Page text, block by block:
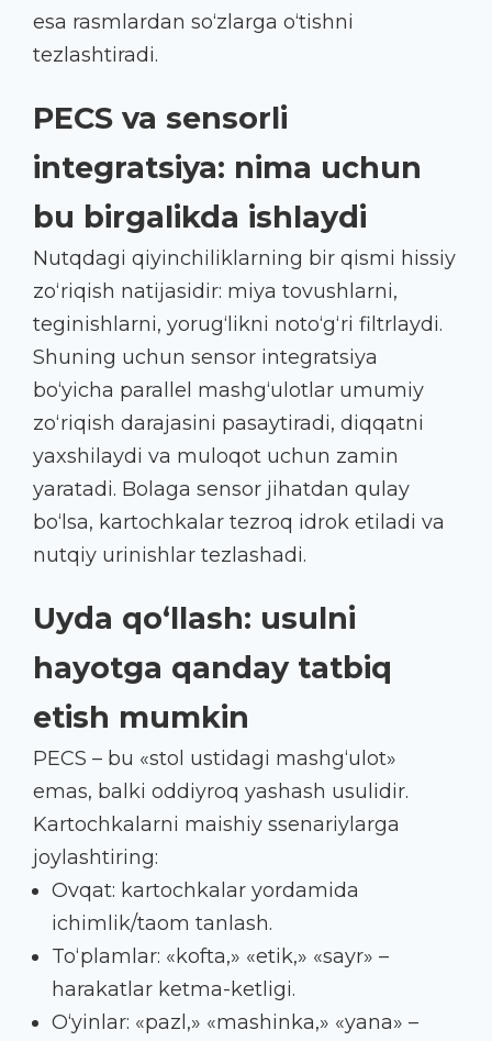
esa rasmlardan so‘zlarga o‘tishni
tezlashtiradi.
PECS va sensorli
integratsiya: nima uchun
bu birgalikda ishlaydi
Nutqdagi qiyinchiliklarning bir qismi hissiy
zo‘riqish natijasidir: miya tovushlarni,
teginishlarni, yorug‘likni noto‘g‘ri filtrlaydi.
Shuning uchun sensor integratsiya
bo‘yicha parallel mashg‘ulotlar umumiy
zo‘riqish darajasini pasaytiradi, diqqatni
yaxshilaydi va muloqot uchun zamin
yaratadi. Bolaga sensor jihatdan qulay
bo‘lsa, kartochkalar tezroq idrok etiladi va
nutqiy urinishlar tezlashadi.
Uyda qo‘llash: usulni
hayotga qanday tatbiq
etish mumkin
PECS – bu «stol ustidagi mashg‘ulot»
emas, balki oddiyroq yashash usulidir.
Kartochkalarni maishiy ssenariylarga
joylashtiring:
Ovqat: kartochkalar yordamida
ichimlik/taom tanlash.
To‘plamlar: «kofta,» «etik,» «sayr» –
harakatlar ketma-ketligi.
O‘yinlar: «pazl,» «mashinka,» «yana» –